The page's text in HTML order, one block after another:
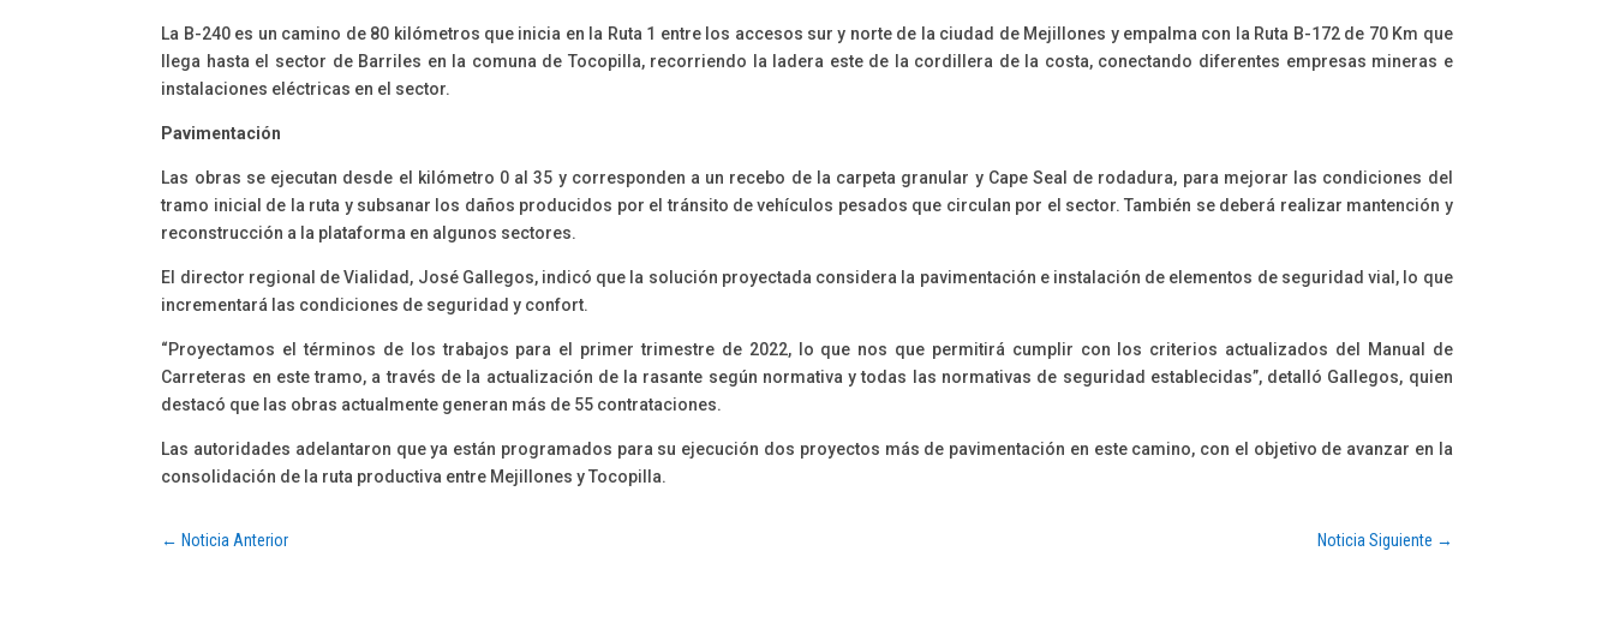
La B-240 es un camino de 80 kilómetros que inicia en la Ruta 1 entre los accesos sur y norte de la ciudad de Mejillones y empalma con la Ruta B-172 de 70 Km que
llega hasta el sector de Barriles en la comuna de Tocopilla, recorriendo la ladera este de la cordillera de la costa, conectando diferentes empresas mineras e
instalaciones eléctricas en el sector.
Pavimentación
Las obras se ejecutan desde el kilómetro 0 al 35 y corresponden a un recebo de la carpeta granular y Cape Seal de rodadura, para mejorar las condiciones del
tramo inicial de la ruta y subsanar los daños producidos por el tránsito de vehículos pesados que circulan por el sector. También se deberá realizar mantención y
reconstrucción a la plataforma en algunos sectores.
El director regional de Vialidad, José Gallegos, indicó que la solución proyectada considera la pavimentación e instalación de elementos de seguridad vial, lo que
incrementará las condiciones de seguridad y confort.
“Proyectamos el términos de los trabajos para el primer trimestre de 2022, lo que nos que permitirá cumplir con los criterios actualizados del Manual de
Carreteras en este tramo, a través de la actualización de la rasante según normativa y todas las normativas de seguridad establecidas”, detalló Gallegos, quien
destacó que las obras actualmente generan más de 55 contrataciones.
Las autoridades adelantaron que ya están programados para su ejecución dos proyectos más de pavimentación en este camino, con el objetivo de avanzar en la
consolidación de la ruta productiva entre Mejillones y Tocopilla.
← Noticia Anterior Noticia Siguiente →